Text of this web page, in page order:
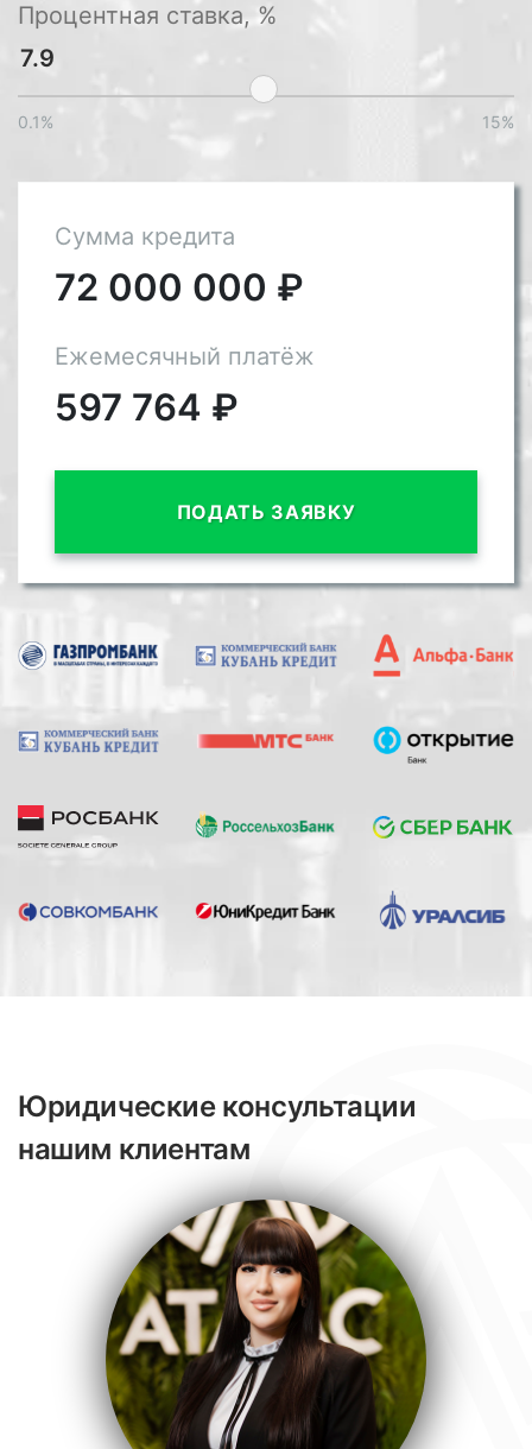
Процентная ставка, %
0.1% 15%
Сумма кредита
72 000 000 ₽
Ежемесячный платёж
597 764 ₽
ПОДАТЬ ЗАЯВКУ
Юридические консультации
нашим клиентам